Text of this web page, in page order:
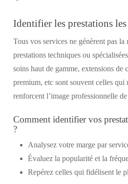
Identifier les prestations
Tous vos services ne génèrent pas la
prestations techniques ou
soins haut de gamme, extensions de
premium, etc sont souvent celles qui
renforcent l’image professionnelle
Comment identifier vos
?
Analysez votre marge par
Évaluez la popularité et la
Repérez celles qui fidélisent le